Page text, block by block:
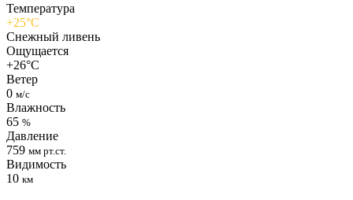
Температура
+25°C
Снежный ливень
Ощущается
+26°C
Ветер
0 м/с
Влажность
65 %
Давление
759 мм рт.ст.
Видимость
10 км